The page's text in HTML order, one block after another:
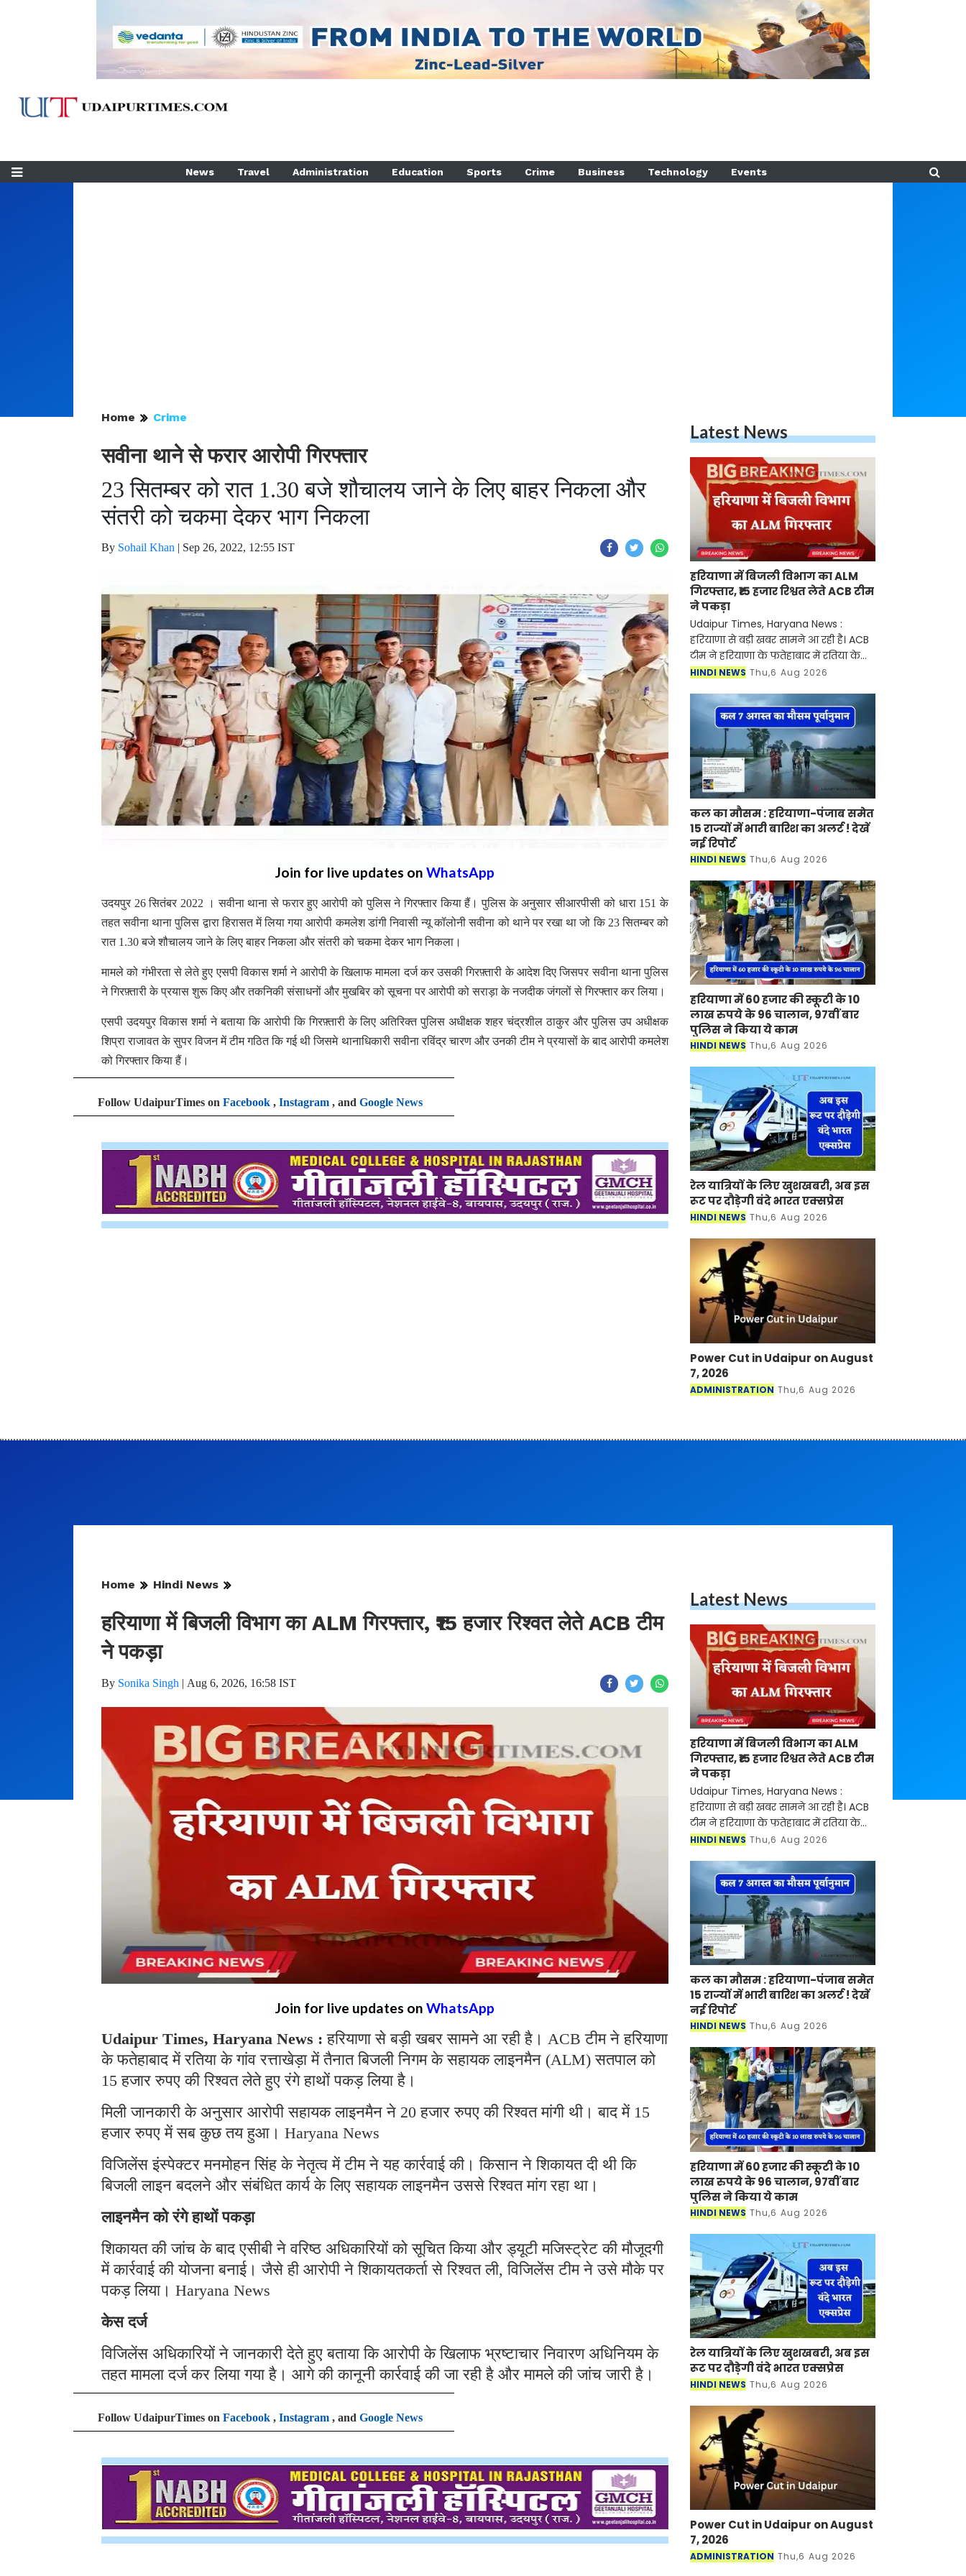
News Travel Administration Education Sports Crime Business Technology Events
Home Crime
सवीना थाने से फरार आरोपी गिरफ्तार
23 सितम्बर को रात 1.30 बजे शौचालय जाने के लिए बाहर निकला और
संतरी को चकमा देकर भाग निकला
By Sohail Khan | Sep 26, 2022, 12:55 IST
Join for live updates on WhatsApp
उदयपुर 26 सितंबर 2022 । सवीना थाना से फरार हुए आरोपी को पुलिस ने गिरफ्तार किया हैं। पुलिस के अनुसार सीआरपीसी को धारा 151 के
तहत सवीना थाना पुलिस द्वारा हिरासत में लिया गया आरोपी कमलेश डांगी निवासी न्यू कॉलोनी सवीना को थाने पर रखा था जो कि 23 सितम्बर को
रात 1.30 बजे शौचालय जाने के लिए बाहर निकला और संतरी को चकमा देकर भाग निकला।
मामले को गंभीरता से लेते हुए एसपी विकास शर्मा ने आरोपी के खिलाफ मामला दर्ज कर उसकी गिरफ़्तारी के आदेश दिए जिसपर सवीना थाना पुलिस
ने गिरफ़्तारी के प्रयास शुरू किए और तकनिकी संसाधनों और मुखबिर को सूचना पर आरोपी को सराड़ा के नजदीक जंगलों से गिरफ्तार कर लिया।
एसपी उदयपुर विकास शर्मा ने बताया कि आरोपी कि गिरफ़्तारी के लिए अतिरिक्त पुलिस अधीक्षक शहर चंद्रशील ठाकुर और पुलिस उप अधीक्षक
शिप्रा राजावत के सुपर विजन में टीम गठित कि गई थी जिसमे थानाधिकारी सवीना रविंद्र चारण और उनकी टीम ने प्रयासों के बाद आरोपी कमलेश
को गिरफ्तार किया हैं।
Follow UdaipurTimes on Facebook , Instagram , and Google News
Latest News
हरियाणा में बिजली विभाग का ALM
गिरफ्तार, ₹15 हजार रिश्वत लेते ACB टीम
ने पकड़ा
Udaipur Times, Haryana News :
हरियाणा से बड़ी खबर सामने आ रही है। ACB
टीम ने हरियाणा के फतेहाबाद में रतिया के
गांव रत्ताखेड़ा में तैनात बिजली निगम के
हजार रुपए की रिश्व
HINDI NEWS Thu,6 Aug 2026
कल का मौसम : हरियाणा-पंजाब समेत
15 राज्यों में भारी बारिश का अलर्ट ! देखें
नई रिपोर्ट
HINDI NEWS Thu,6 Aug 2026
हरियाणा में 60 हजार की स्कूटी के 10
लाख रुपये के 96 चालान, 97वीं बार
पुलिस ने किया ये काम
HINDI NEWS Thu,6 Aug 2026
रेल यात्रियों के लिए खुशखबरी, अब इस
रूट पर दौड़ेगी वंदे भारत एक्‍सप्रेस
HINDI NEWS Thu,6 Aug 2026
Power Cut in Udaipur on August
7, 2026
ADMINISTRATION Thu,6 Aug 2026
Home Hindi News
हरियाणा में बिजली विभाग का ALM गिरफ्तार, ₹15 हजार रिश्वत लेते ACB टीम
ने पकड़ा
By Sonika Singh | Aug 6, 2026, 16:58 IST
Join for live updates on WhatsApp
Udaipur Times, Haryana News :हरियाणा से बड़ी खबर सामने आ रही है। ACB टीम ने हरियाणा
के फतेहाबाद में रतिया के गांव रत्ताखेड़ा में तैनात बिजली निगम के सहायक लाइनमैन (ALM) सतपाल को
15 हजार रुपए की रिश्वत लेते हुए रंगे हाथों पकड़ लिया है।
मिली जानकारी के अनुसार आरोपी सहायक लाइनमैन ने 20 हजार रुपए की रिश्वत मांगी थी। बाद में 15
हजार रुपए में सब कुछ तय हुआ। Haryana News
विजिलेंस इंस्पेक्टर मनमोहन सिंह के नेतृत्व में टीम ने यह कार्रवाई की। किसान ने शिकायत दी थी कि
बिजली लाइन बदलने और संबंधित कार्य के लिए सहायक लाइनमैन उससे रिश्वत मांग रहा था।
लाइनमैन को रंगे हाथों पकड़ा
शिकायत की जांच के बाद एसीबी ने वरिष्ठ अधिकारियों को सूचित किया और ड्यूटी मजिस्ट्रेट की मौजूदगी
में कार्रवाई की योजना बनाई। जैसे ही आरोपी ने शिकायतकर्ता से रिश्वत ली, विजिलेंस टीम ने उसे मौके पर
पकड़ लिया। Haryana News
केस दर्ज
विजिलेंस अधिकारियों ने जानकारी देते हुए बताया कि आरोपी के खिलाफ भ्रष्टाचार निवारण अधिनियम के
तहत मामला दर्ज कर लिया गया है। आगे की कानूनी कार्रवाई की जा रही है और मामले की जांच जारी है।
Follow UdaipurTimes on Facebook , Instagram , and Google News
Latest News
हरियाणा में बिजली विभाग का ALM
गिरफ्तार, ₹15 हजार रिश्वत लेते ACB टीम
ने पकड़ा
Udaipur Times, Haryana News :
हरियाणा से बड़ी खबर सामने आ रही है। ACB
टीम ने हरियाणा के फतेहाबाद में रतिया के
गांव रत्ताखेड़ा में तैनात बिजली निगम के
हजार रुपए की रिश्व
HINDI NEWS Thu,6 Aug 2026
कल का मौसम : हरियाणा-पंजाब समेत
15 राज्यों में भारी बारिश का अलर्ट ! देखें
नई रिपोर्ट
HINDI NEWS Thu,6 Aug 2026
हरियाणा में 60 हजार की स्कूटी के 10
लाख रुपये के 96 चालान, 97वीं बार
पुलिस ने किया ये काम
HINDI NEWS Thu,6 Aug 2026
रेल यात्रियों के लिए खुशखबरी, अब इस
रूट पर दौड़ेगी वंदे भारत एक्‍सप्रेस
HINDI NEWS Thu,6 Aug 2026
Power Cut in Udaipur on August
7, 2026
ADMINISTRATION Thu,6 Aug 2026